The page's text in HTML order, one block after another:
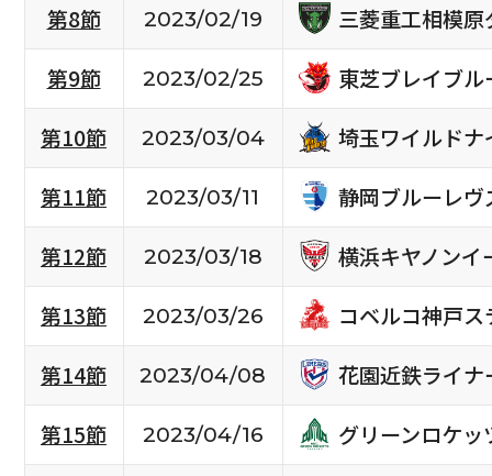
第8節
2023/02/19
三菱重工相模
第9節
2023/02/25
東芝ブレイブ
第10節
2023/03/04
埼玉ワイルドナ
第11節
2023/03/11
静岡ブルーレヴ
第12節
2023/03/18
横浜キヤノンイ
第13節
2023/03/26
コベルコ神戸
第14節
2023/04/08
花園近鉄ライナ
第15節
2023/04/16
グリーンロケッ